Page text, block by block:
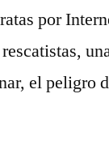
por
el peligro